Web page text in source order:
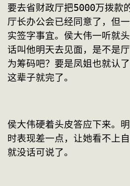
要去省财政厅把5000万拨款
厅长办公会已经同意了，但
实签字事宜。侯大伟一听就
话叫他明天去见面，是不是
为筹码吧？要是凤姐也就认
这辈子就完了。
侯大伟硬着头皮答应下来。
时表现差一点，让她看不上
就没话可说了。